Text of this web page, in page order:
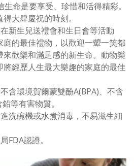
命是要享受、珍惜和活得精彩。
大肆慶祝的時刻。
新生兒送禮會和生日會等活動
的最佳禮物，以歡迎一顰一笑都
歡樂和滿足感的新生命。動物樂
經歷人生最大樂趣的家庭的最佳
含環境賀爾蒙雙酚A(BPA)、不含
等有害物質。
洗碗機或水煮消毒，不易滋生細
FDA認證。